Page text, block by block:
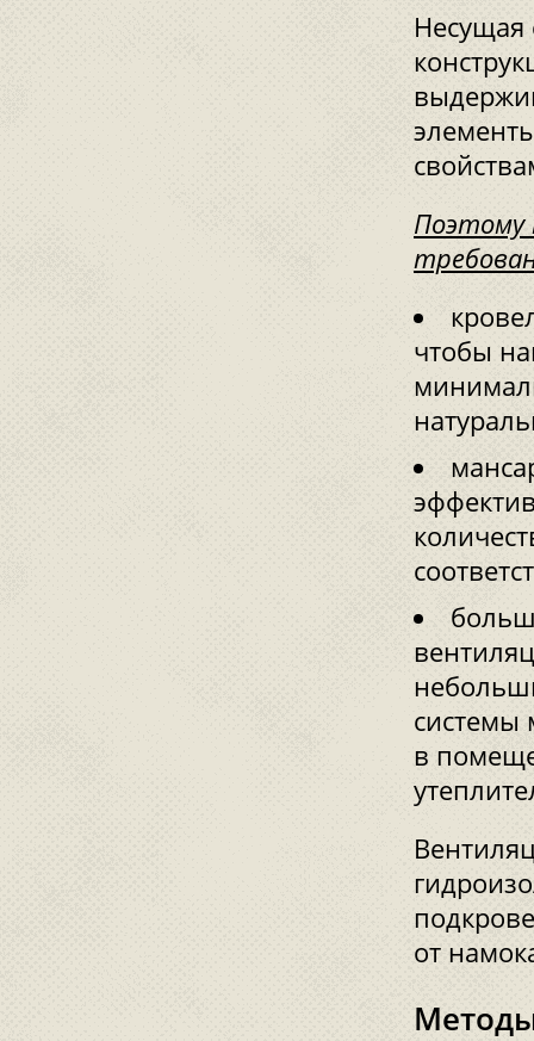
Несущая
Поэтому
чтобы
системы
в
от